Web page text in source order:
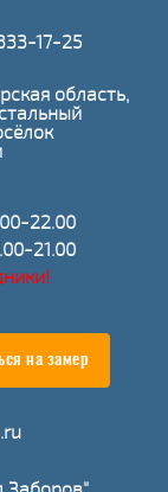
17-25
область,
22.00
21.00
на замер